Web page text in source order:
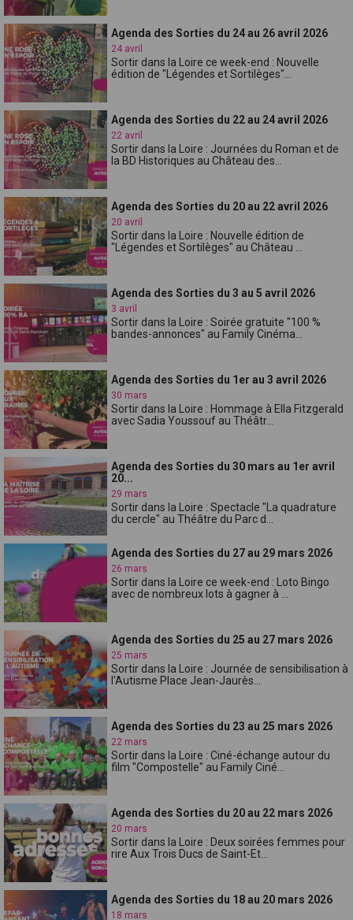
Agenda des Sorties du 24 au 26 avril 2026
24 avril
Sortir dans la Loire ce week-end : Nouvelle
édition de "Légendes et Sortilèges"...
Agenda des Sorties du 22 au 24 avril 2026
22 avril
Sortir dans la Loire : Journées du Roman et de
la BD Historiques au Château des...
Agenda des Sorties du 20 au 22 avril 2026
20 avril
Sortir dans la Loire : Nouvelle édition de
"Légendes et Sortilèges" au Château ...
Agenda des Sorties du 3 au 5 avril 2026
3 avril
Sortir dans la Loire : Soirée gratuite "100 %
bandes-annonces" au Family Cinéma...
Agenda des Sorties du 1er au 3 avril 2026
30 mars
Sortir dans la Loire : Hommage à Ella Fitzgerald
avec Sadia Youssouf au Théâtr...
Agenda des Sorties du 30 mars au 1er avril
20...
29 mars
Sortir dans la Loire : Spectacle "La quadrature
du cercle" au Théâtre du Parc d...
Agenda des Sorties du 27 au 29 mars 2026
26 mars
Sortir dans la Loire ce week-end : Loto Bingo
avec de nombreux lots à gagner à ...
Agenda des Sorties du 25 au 27 mars 2026
25 mars
Sortir dans la Loire : Journée de sensibilisation à
l'Autisme Place Jean-Jaurès...
Agenda des Sorties du 23 au 25 mars 2026
22 mars
Sortir dans la Loire : Ciné-échange autour du
film "Compostelle" au Family Ciné...
Agenda des Sorties du 20 au 22 mars 2026
20 mars
Sortir dans la Loire : Deux soirées femmes pour
rire Aux Trois Ducs de Saint-Et...
Agenda des Sorties du 18 au 20 mars 2026
18 mars